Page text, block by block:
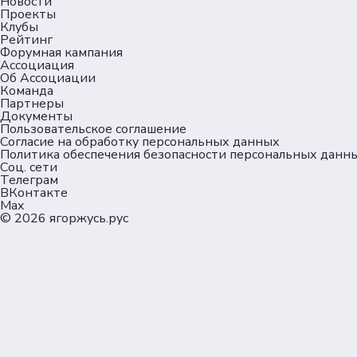
Проекты
Клубы
Рейтинг
Форумная кампания
Ассоциация
Об Ассоциации
Команда
Партнеры
Документы
Пользовательское соглашение
Согласие на обработку персональных данных
Политика обеспечения безопасности персональных
Соц. сети
Телеграм
ВКонтакте
Max
© 2026 ягоржусь.рус